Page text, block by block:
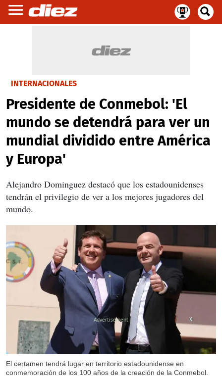
INTERNACIONALES
Presidente de Conmebol: 'El
mundo se detendrá para ver un
mundial dividido entre América
y Europa'
Alejandro Dominguez destacó que los estadounidenses
tendrán el privilegio de ver a los mejores jugadores del
mundo.
El certamen tendrá lugar en territorio estadounidense en
conmemoración de los 100 años de la creación de la Conmebol.
X